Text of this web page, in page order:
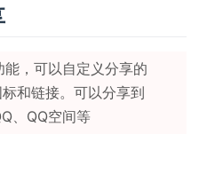
，可以自定义分享的
和链接。可以分享到
、QQ空间等